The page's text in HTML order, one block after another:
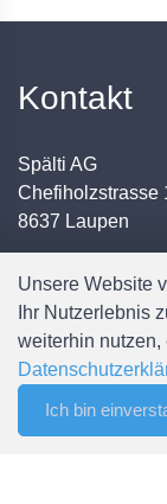
Filter
Kontakt
Spälti AG
Chefiholzstrasse
8637 Laupen
Mail:
Telefon: +41 55
Unsere Website
Ihr Nutzerlebnis
weiterhin nutzen,
Ich bin